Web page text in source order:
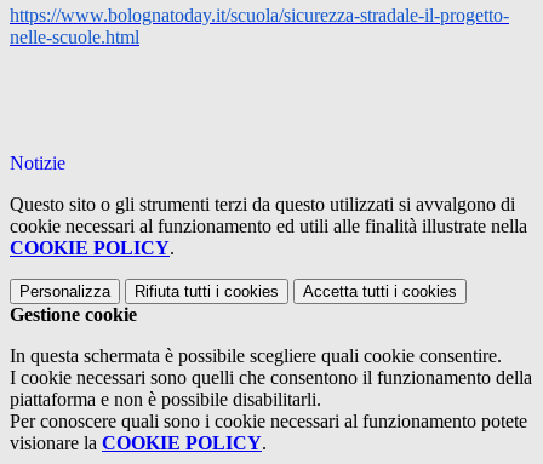
https://www.bolognatoday.it/scuola/sicurezza-stradale-il-progetto-
nelle-scuole.html
Notizie
Questo sito o gli strumenti terzi da questo utilizzati si avvalgono di
cookie necessari al funzionamento ed utili alle finalità illustrate nella
COOKIE POLICY.
Personalizza Rifiuta tutti i cookies Accetta tutti i cookies
Gestione cookie
In questa schermata è possibile scegliere quali cookie consentire.
I cookie necessari sono quelli che consentono il funzionamento della
piattaforma e non è possibile disabilitarli.
Per conoscere quali sono i cookie necessari al funzionamento potete
visionare la COOKIE POLICY.